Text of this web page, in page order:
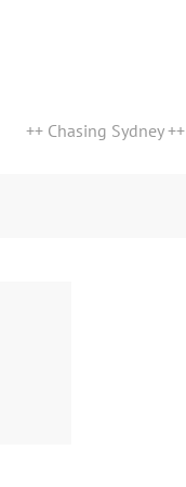
++ Chasing Sydney ++